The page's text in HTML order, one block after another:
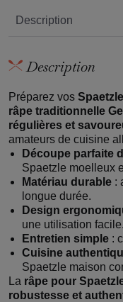
Description
Description
Préparez vos
râpe traditionnelle
régulières et
amateurs de cuisine
Découpe parfaite
Spaetzle moelleux
Matériau durable :
longue durée.
Design
une utilisation facile.
Entretien simple :
Cuisine
Spaetzle maison
La râpe pour
robustesse et